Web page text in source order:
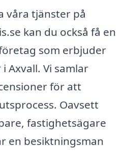
våra tjänster på
kan du också få en
som erbjuder
Axvall. Vi samlar
för att
Oavsett
fastighetsägare
en besiktningsman